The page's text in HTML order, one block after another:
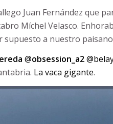
Juan Fernández que
Míchel Velasco.
supuesto a nuestro
@obsession_a2
La vaca gigante.